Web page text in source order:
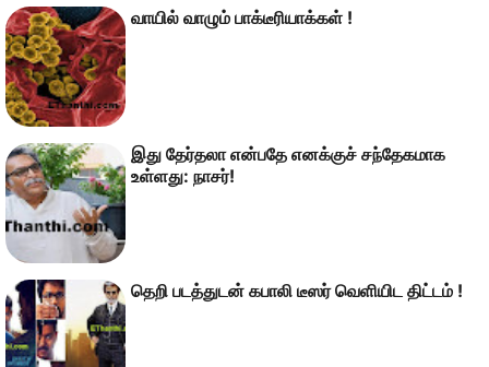
வாயில் வாழும் பாக்டீரியாக்கள் !
இது தேர்தலா என்பதே எனக்குச் சந்தேகமாக
உள்ளது: நாசர்!
தெறி படத்துடன் கபாலி டீஸர் வெளியிட திட்டம் !